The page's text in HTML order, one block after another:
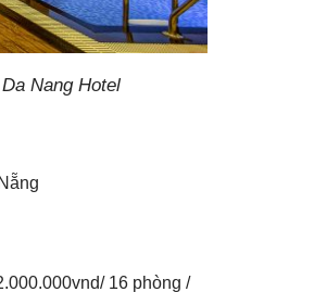
Nang Hotel
16 phòng /